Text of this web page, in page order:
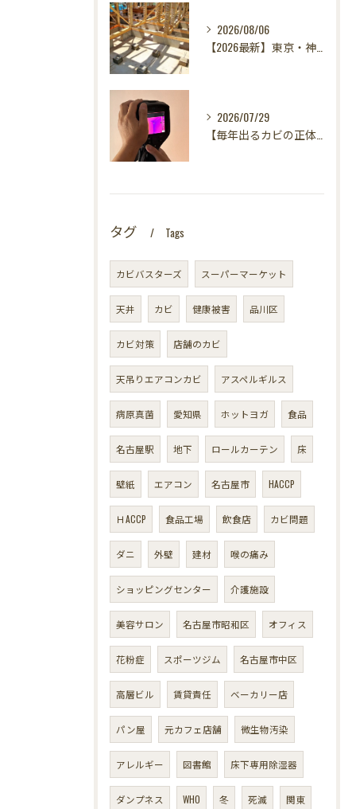
2026/08/06
【2026最新】東京・神奈川・千葉・埼玉の新築に異変？！引き渡し前カビ検査が必須な理由｜3万円で数千万円の資産を守る究極の安心術✨
2026/07/29
【毎年出るカビの正体を暴く！】カビ取りは当たり前✨再発を防ぐ「徹底原因追及」の裏側とは？水漏れサーモグラフィー調査の威力！
タグ Tags
カビバスターズ スーパーマーケット
天井 カビ 健康被害 品川区
カビ対策 店舗のカビ
天吊りエアコンカビ アスペルギルス
病原真菌 愛知県 ホットヨガ 食品
名古屋駅 地下 ロールカーテン 床
壁紙 エアコン 名古屋市 HACCP
ＨACCP 食品工場 飲食店 カビ問題
ダニ 外壁 建材 喉の痛み
ショッピングセンター 介護施設
美容サロン 名古屋市昭和区 オフィス
花粉症 スポーツジム 名古屋市中区
高層ビル 賃貸責任 ベーカリー店
パン屋 元カフェ店舗 微生物汚染
アレルギー 図書館 床下専用除湿器
ダンプネス WHO 冬 死滅 関東